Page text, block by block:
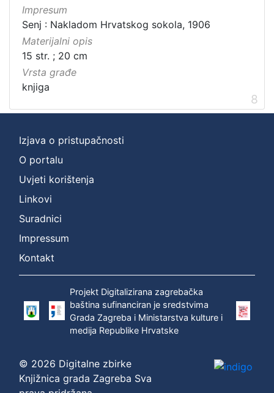
Impresum
Senj : Nakladom Hrvatskog sokola, 1906
Materijalni opis
15 str. ; 20 cm
Vrsta građe
knjiga
8
Izjava o pristupačnosti
O portalu
Uvjeti korištenja
Linkovi
Suradnici
Impressum
Kontakt
Projekt Digitalizirana zagrebačka
baština sufinanciran je sredstvima
Grada Zagreba i Ministarstva kulture i
medija Republike Hrvatske
© 2026 Digitalne zbirke
Knjižnica grada Zagreba Sva